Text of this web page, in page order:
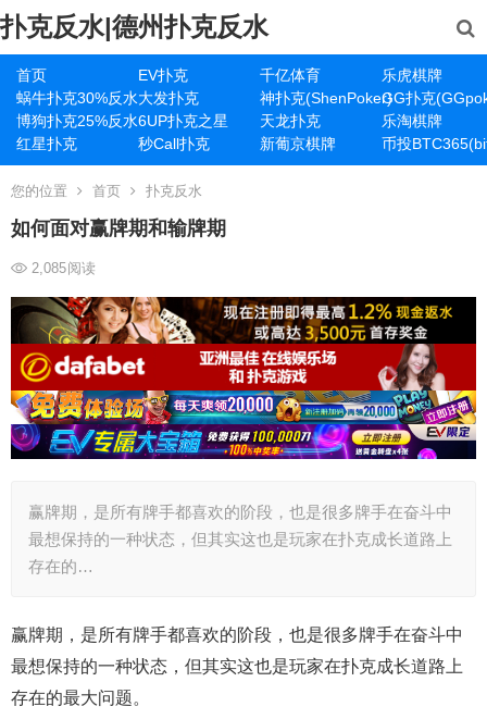
扑克反水|德州扑克反水
首页 EV扑克 千亿体育
乐虎棋牌
蜗牛扑克30%反水大发扑克 神扑克(ShenPoker)GG扑克
博狗扑克25%反水6UP扑克之星 天龙扑克
乐淘棋牌
红星扑克
秒Call扑克 新葡京棋牌 币投
您的位置 首页 扑克反水
如何面对赢牌期和输牌期
2,085阅读
赢牌期，是所有牌手都喜欢的阶段，也是很多牌手在奋斗中
最想保持的一种状态，但其实这也是玩家在扑克成长道路上
存在的…
赢牌期，是所有牌手都喜欢的阶段，也是很多牌手在奋斗中
最想保持的一种状态，但其实这也是玩家在扑克成长道路上
存在的最大问题。